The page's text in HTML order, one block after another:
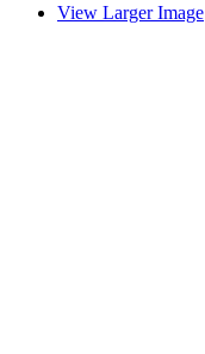
View Larger Image